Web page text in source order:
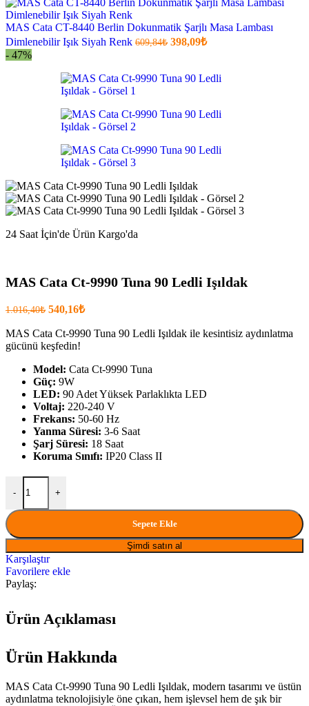
.
MAS Cata CT-8440 Berlin Dokunmatik Şarjlı Masa Lambası
Dimlenebilir Işık Siyah Renk 609,84₺ Orijinal
398,09₺Şu
398,09₺
- 47%
24 Saat İçin'de Ürün Kargo'da
MAS Cata Ct-9990 Tuna 90 Ledli Işıldak
1.016,40₺ Orijinal
1.016,40₺.
540,16₺Şu
fiyat:
MAS Cata Ct-9990 Tuna 90 Ledli Işıldak ile kesintisiz aydınlatma
gücünü keşfedin!
Model: Cata Ct-9990 Tuna
Güç: 9W
LED: 90 Adet Yüksek Parlaklıkta LED
Voltaj: 220-240 V
Frekans: 50-60 Hz
Yanma Süresi: 3-6 Saat
Şarj Süresi: 18 Saat
Koruma Sınıfı: IP20 Class II
-
MAS Cata Ct-9990 Tuna 90 Ledli Işıldak miktar
+
Sepete Ekle
Şimdi satın al
Karşılaştır
Favorilere ekle
Paylaş:
Ürün Açıklaması
Ürün Hakkında
MAS Cata Ct-9990 Tuna 90 Ledli Işıldak, modern tasarımı ve üstün
aydınlatma teknolojisiyle öne çıkan, hem işlevsel hem de şık bir